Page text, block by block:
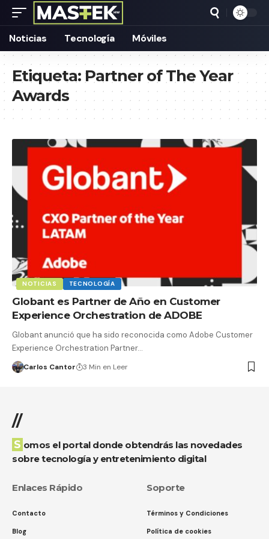
Noticias Tecnología Móviles
Etiqueta:Partner of The Year
Awards
NOTICIAS TECNOLOGÍA
Globant es Partner de Año en Customer
Experience Orchestration de ADOBE
Globant anunció que ha sido reconocida como Adobe Customer
Experience Orchestration Partner…
Carlos Cantor 3 Min en Leer
//
Somos el portal donde obtendrás las novedades
sobre tecnología y entretenimiento digital
Enlaces Rápido
Contacto
Blog
Soporte
Términos y Condiciones
Política de cookies